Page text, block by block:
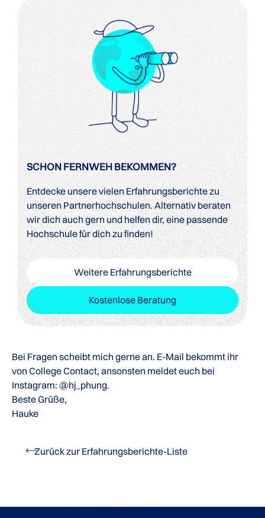
SCHON FERNWEH BEKOMMEN?
Entdecke unsere vielen Erfahrungsberichte zu
unseren Partnerhochschulen. Alternativ beraten
wir dich auch gern und helfen dir, eine passende
Hochschule für dich zu finden!
Weitere Erfahrungsberichte
Kostenlose Beratung
Bei Fragen scheibt mich gerne an. E-Mail bekommt ihr
von College Contact, ansonsten meldet euch bei
Instagram: @hj_phung.
Beste Grüße,
Hauke
Zurück zur Erfahrungsberichte-Liste